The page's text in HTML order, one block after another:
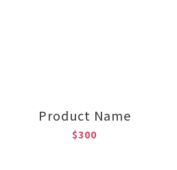
Product Name
$300